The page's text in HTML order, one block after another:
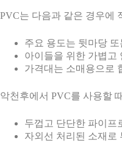
PVC는 다음과 같은 경우에
주요 용도는 뒷마당
아이들을 위한 가볍고
가격대는 소매용으로
악천후에서 PVC를 사용할
두껍고 단단한 파이프
자외선 처리된 소재로